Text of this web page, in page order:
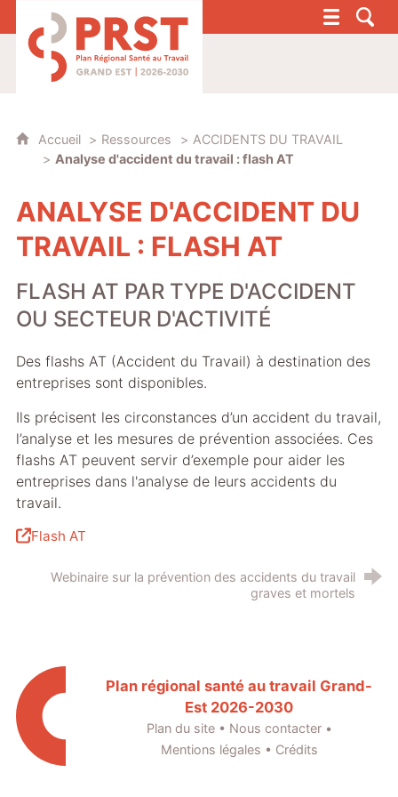
PRST 4 - Plan Régional Santé au Travail
Accueil Ressources
ACCIDENTS DU TRAVAIL
Analyse d'accident du travail : flash AT
ANALYSE D'ACCIDENT DU
TRAVAIL : FLASH AT
FLASH AT PAR TYPE D'ACCIDENT
OU SECTEUR D'ACTIVITÉ
Des flashs AT (Accident du Travail) à destination des
entreprises sont disponibles.
Ils précisent les circonstances d’un accident du travail,
l’analyse et les mesures de prévention associées. Ces
flashs AT peuvent servir d’exemple pour aider les
entreprises dans l'analyse de leurs accidents du
travail.
Flash AT
Webinaire sur la prévention des accidents du travail
graves et mortels
Plan régional santé au travail Grand-
Est 2026-2030
Plan du site• Nous contacter•
Mentions légales • Crédits